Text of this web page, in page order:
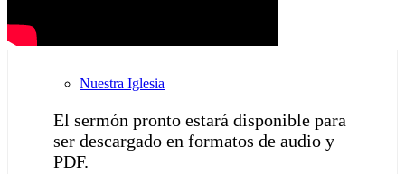
Nuestra Iglesia
El sermón pronto estará disponible para
ser descargado en formatos de audio y
PDF.